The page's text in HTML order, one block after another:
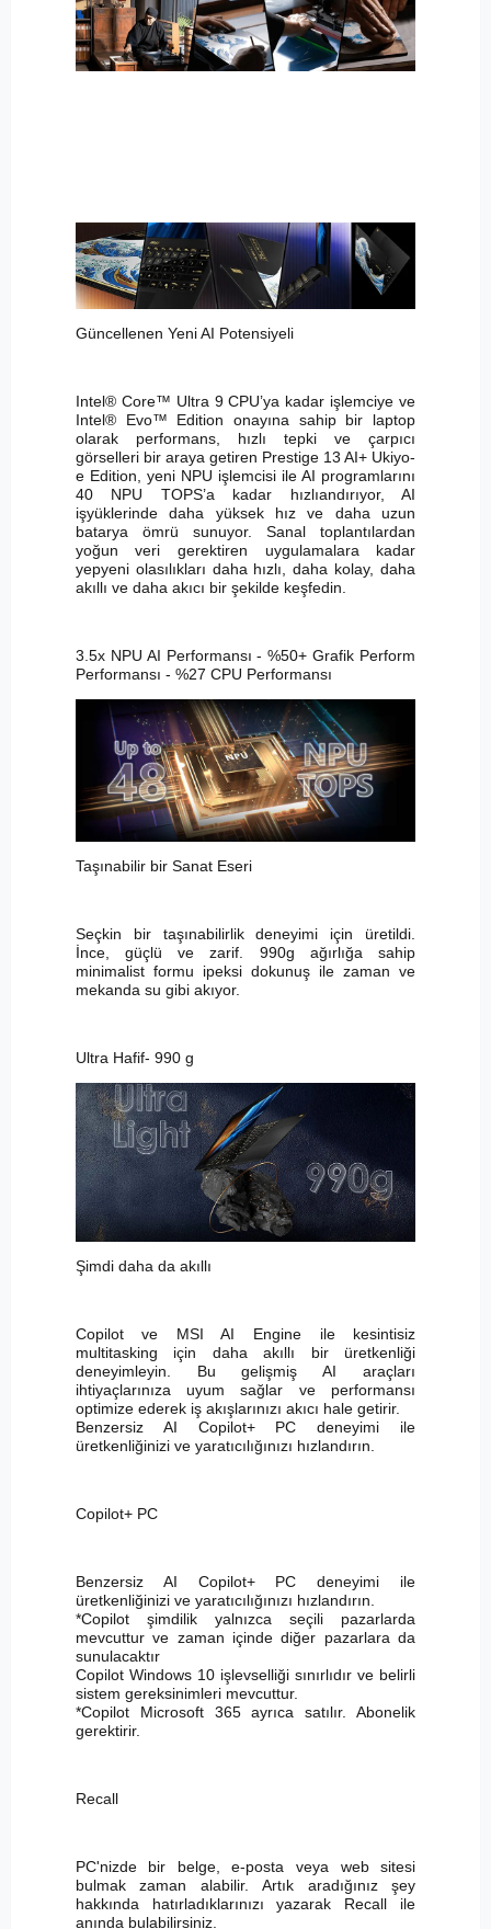
Güncellenen Yeni AI Potensiyeli
Intel® Core™ Ultra 9 CPU’ya kadar işlemciye ve
Intel® Evo™ Edition onayına sahip bir laptop
olarak performans, hızlı tepki ve çarpıcı
görselleri bir araya getiren Prestige 13 AI+ Ukiyo-
e Edition, yeni NPU işlemcisi ile AI programlarını
40 NPU TOPS’a kadar hızlıandırıyor, AI
işyüklerinde daha yüksek hız ve daha uzun
batarya ömrü sunuyor. Sanal toplantılardan
yoğun veri gerektiren uygulamalara kadar
yepyeni olasılıkları daha hızlı, daha kolay, daha
akıllı ve daha akıcı bir şekilde keşfedin.
3.5x NPU AI Performansı - %50+ Grafik Perform
Performansı - %27 CPU Performansı
Taşınabilir bir Sanat Eseri
Seçkin bir taşınabilirlik deneyimi için üretildi.
İnce, güçlü ve zarif. 990g ağırlığa sahip
minimalist formu ipeksi dokunuş ile zaman ve
mekanda su gibi akıyor.
Ultra Hafif- 990 g
Şimdi daha da akıllı
Copilot ve MSI AI Engine ile kesintisiz
multitasking için daha akıllı bir üretkenliği
deneyimleyin. Bu gelişmiş AI araçları
ihtiyaçlarınıza uyum sağlar ve performansı
optimize ederek iş akışlarınızı akıcı hale getirir.
Benzersiz AI Copilot+ PC deneyimi ile
üretkenliğinizi ve yaratıcılığınızı hızlandırın.
Copilot+ PC
Benzersiz AI Copilot+ PC deneyimi ile
üretkenliğinizi ve yaratıcılığınızı hızlandırın.
*Copilot şimdilik yalnızca seçili pazarlarda
mevcuttur ve zaman içinde diğer pazarlara da
sunulacaktır
Copilot Windows 10 işlevselliği sınırlıdır ve belirli
sistem gereksinimleri mevcuttur.
*Copilot Microsoft 365 ayrıca satılır. Abonelik
gerektirir.
Recall
PC'nizde bir belge, e-posta veya web sitesi
bulmak zaman alabilir. Artık aradığınız şey
hakkında hatırladıklarınızı yazarak Recall ile
anında bulabilirsiniz.